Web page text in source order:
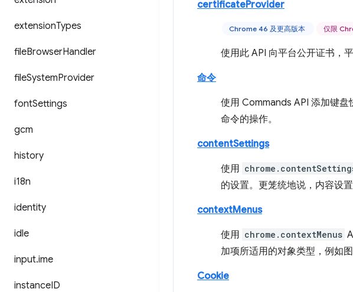
extensionTypes
fileBrowserHandler
fileSystemProvider
fontSettings
gcm
history
i18n
identity
idle
input.ime
instanceID
certificateProvider
Chrome 46 及更高版本 仅限
使用此 API 向平台公开证书，
命令
使用 Commands API 添加键
命令的操作。
contentSettings
使用
的设置。更笼统地说，内容设
contextMenus
使用 chrome.contextMenus
加项所适用的对象类型，例如
Cookie